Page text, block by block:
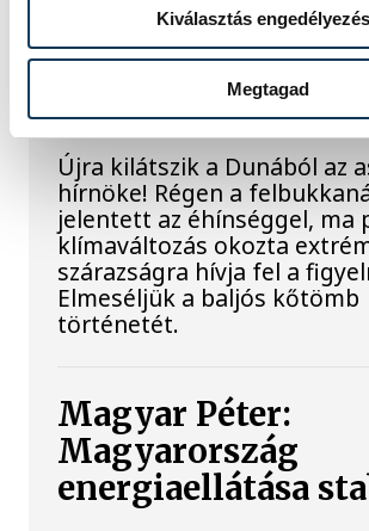
Kiválasztás
Megtagad
A múltban és ma is
hírt hoz a dunai
szikla
Újra kilátszik a Dunából az
hírnöke! Régen a
jelentett az éhínséggel, ma
klímaváltozás okozta
szárazságra hívja fel a
Elmeséljük a baljós kőtömb
történetét.
Magyar Péter:
Magyarország
energiaellátása